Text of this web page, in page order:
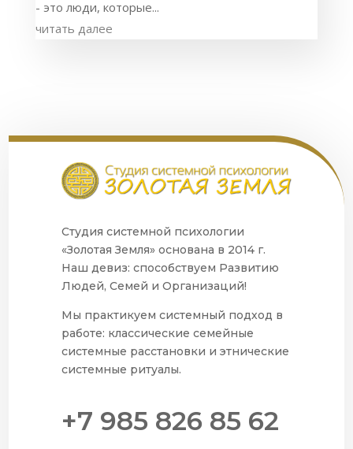
- это люди, которые...
читать далее
Студия системной психологии
«Золотая Земля» основана в 2014 г.
Наш девиз: способствуем Развитию
Людей, Семей и Организаций!
Мы практикуем системный подход в
работе: классические семейные
системные расстановки и этнические
системные ритуалы.
+7 985 826 85 62